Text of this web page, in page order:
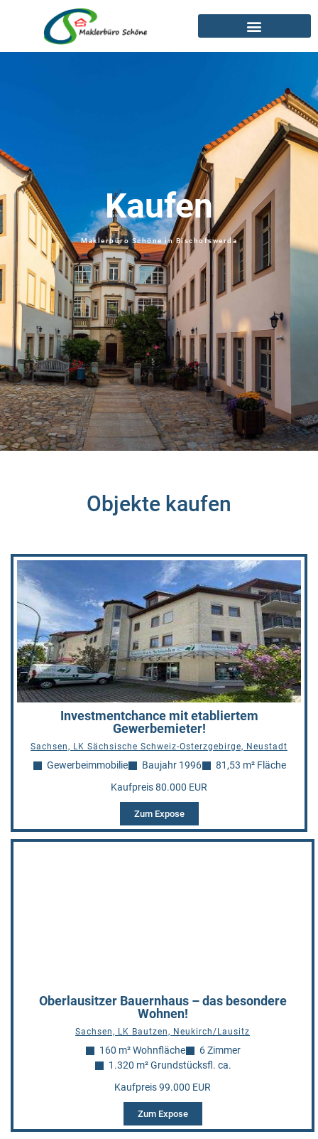
Kaufen
Maklerbüro Schöne in Bischofswerda
Objekte kaufen
Investmentchance mit etabliertem
Gewerbemieter!
Sachsen, LK Sächsische Schweiz-Osterzgebirge, Neustadt
Gewerbeimmobilie Baujahr 1996
81,53 m² Fläche
Kaufpreis 80.000 EUR
Zum Expose
Oberlausitzer Bauernhaus – das besondere
Wohnen!
Sachsen, LK Bautzen, Neukirch/Lausitz
160 m² Wohnfläche
6 Zimmer
1.320 m² Grundstücksfl. ca.
Kaufpreis 99.000 EUR
Zum Expose